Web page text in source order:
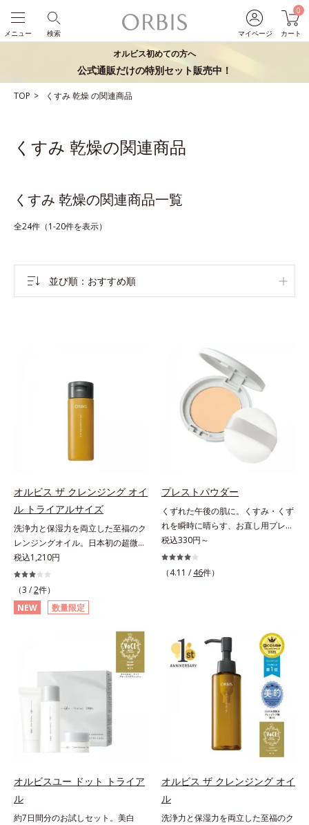
マイページ
0
カート
検索
メニュー
オルビス初めての方へ
公式通販だけの特別セット販売中！
TOP くすみ乾燥の関連商品
くすみ 乾燥の関連商品
くすみ 乾燥の関連商品一覧
全24件（1-20件を表示）
並び順 おすすめ順
オルビス ザ クレンジング オイ
ル トライアルサイズ
洗浄力と保湿力を両立した至福のク
レンジングオイル。日本初の超微粒
子技術(*1)が毛穴奥の微細な汚れに
アプローチ。圧倒的な洗浄力と毛穴
悩みに着目したクレンジングオイル
のトライアルサイズです。日本初・
超微粒子技術(*1)で、さっと塗り広
げるだけで濃いメイクはもちろん毛
穴悩みも取り去り、一瞬で気持ちの
いい素肌へ。スキンケア0番目に、
かつてないクレンジング(*2)をご用
意しました。ポーラ化成は独自の先
端研究により、ナノバブルよりも小
さい超微粒子(*3)をクレンジングに
搭載することに成功。毛穴よりはる
かに小さい超微粒子とオイルが肌と
て肌表面にうるおいベールを形成。
これにより、洗い流した瞬間に汚れ
が肌に再付着することを防止し、細
かい毛穴汚れをごっそりするん！角
税込1,210円
（3 /2件）
NEW
数量限定
プレストパウダー
くずれた午後の肌に。くすみ・くず
れを瞬時に晴らす、お直し用プレス
トパウダー。くすみ・くずれを瞬時
に晴らす、お直し用のプレストパウ
ダーです。朝のメイクから時間が経
ションのすき間にフィットし、凹凸
や毛穴をフラットに整えます。また
お直しと同時にうるおいを補給。さ
らに余分な皮脂を吸着して、水分と
皮脂のバランスをコントロールし、
メイクがくずれにくい肌へ。“立て
直す”ことにこだわった設計で、メ
イクがくずれた肌にすんなりなじ
み、ポンポンするだけでキレイが復
パウダー、どんなファンデーション
の上に重ねてもOK。携帯に便利な
コンパクトタイプです。
税込330円～
（4.11 / 46件）
オルビスユー ドット トライア
ル
約7日間分のお試しセット。美白
オルビス ザ クレンジング オイ
ル
洗浄力と保湿力を両立した至福のク